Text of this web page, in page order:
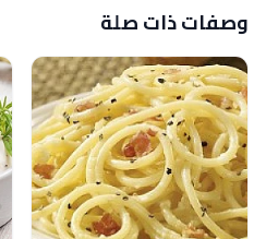
وصفات ذات صلة